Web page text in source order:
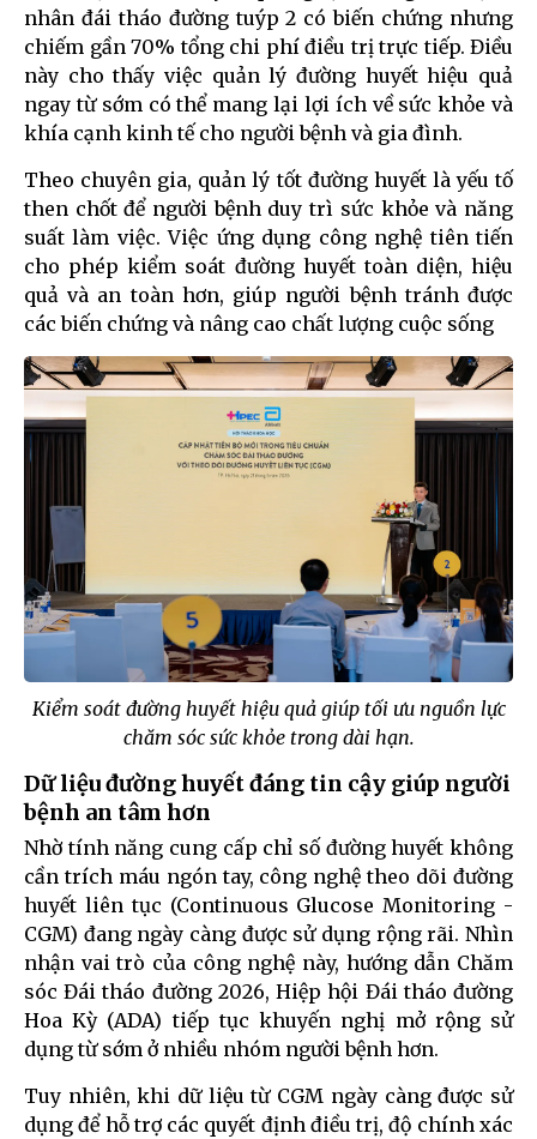
nhân đái tháo đường tuýp 2 có biến chứng nhưng
chiếm gần 70% tổng chi phí điều trị trực tiếp. Điều
này cho thấy việc quản lý đường huyết hiệu quả
ngay từ sớm có thể mang lại lợi ích về sức khỏe và
khía cạnh kinh tế cho người bệnh và gia đình.
Theo chuyên gia, quản lý tốt đường huyết là yếu tố
then chốt để người bệnh duy trì sức khỏe và năng
suất làm việc. Việc ứng dụng công nghệ tiên tiến
cho phép kiểm soát đường huyết toàn diện, hiệu
quả và an toàn hơn, giúp người bệnh tránh được
các biến chứng và nâng cao chất lượng cuộc sống
Kiểm soát đường huyết hiệu quả giúp tối ưu nguồn lực
chăm sóc sức khỏe trong dài hạn.
Dữ liệu đường huyết đáng tin cậy giúp người
bệnh an tâm hơn
Nhờ tính năng cung cấp chỉ số đường huyết không
cần trích máu ngón tay, công nghệ theo dõi đường
huyết liên tục (Continuous Glucose Monitoring -
CGM) đang ngày càng được sử dụng rộng rãi. Nhìn
nhận vai trò của công nghệ này, hướng dẫn Chăm
sóc Đái tháo đường 2026, Hiệp hội Đái tháo đường
Hoa Kỳ (ADA) tiếp tục khuyến nghị mở rộng sử
dụng từ sớm ở nhiều nhóm người bệnh hơn.
Tuy nhiên, khi dữ liệu từ CGM ngày càng được sử
dụng để hỗ trợ các quyết định điều trị, độ chính xác